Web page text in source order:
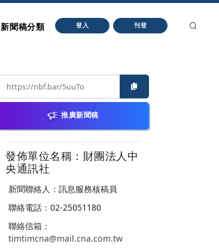
新聞稿分類 登入 刊登
推廣新聞稿
發佈單位名稱：財團法人中
央通訊社
新聞聯絡人：訊息服務核稿員
聯絡電話：02-25051180
聯絡信箱：
timtimcna@mail.cna.com.tw